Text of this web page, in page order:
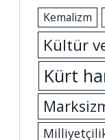
Kemalizm
Kültür
Kürt